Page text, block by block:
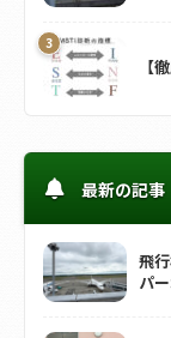
【
最新の記事
飛
パ